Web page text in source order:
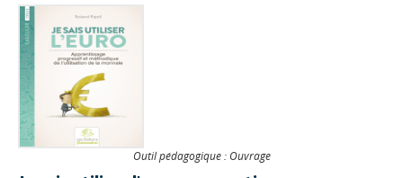
Outil pédagogique : Ouvrage